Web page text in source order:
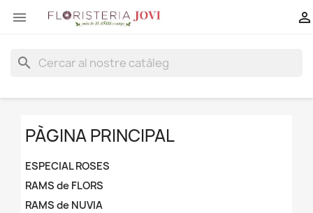
 
search
PÀGINA PRINCIPAL
ESPECIAL ROSES
RAMS de FLORS
RAMS de NUVIA